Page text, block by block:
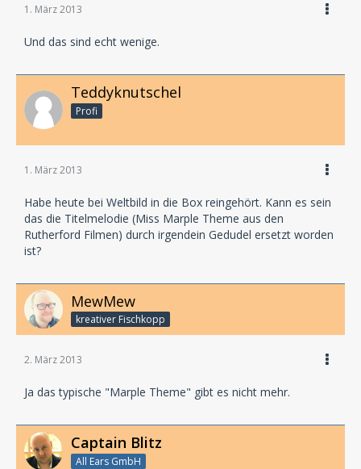
1. März 2013
Und das sind echt wenige.
Teddyknutschel
Profi
1. März 2013
Habe heute bei Weltbild in die Box reingehört. Kann es sein
das die Titelmelodie (Miss Marple Theme aus den
Rutherford Filmen) durch irgendein Gedudel ersetzt worden
ist?
MewMew
kreativer Fischkopp
2. März 2013
Ja das typische "Marple Theme" gibt es nicht mehr.
Captain Blitz
All Ears GmbH